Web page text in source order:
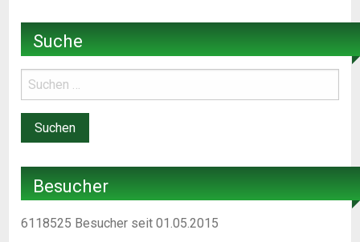
Suche
Besucher
6118525 Besucher seit 01.05.2015